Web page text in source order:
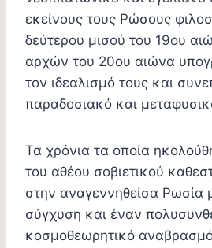
εκείνους τους Ρώσους
δεύτερου μισού του 19ου
αρχών του 20ου αιώνα
τον ιδεαλισμό τους και
παραδοσιακό και
Τα χρόνια τα οποία
του αθέου σοβιετικού
στην αναγεννηθείσα Ρωσία
σύγχυση και έναν
κοσμοθεωρητικό